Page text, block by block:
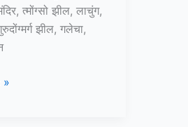
त्मोंग्सो झील, लाचुंग,
झील, गलेचा,
»